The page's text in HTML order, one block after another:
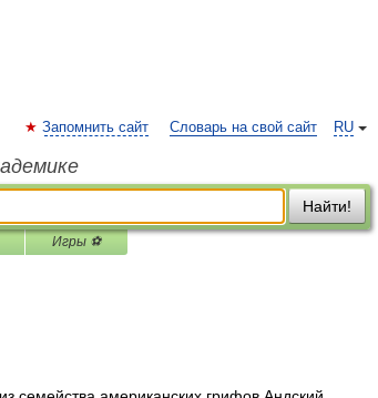
RU
Запомнить сайт Словарь на свой сайт
Найти!
Игры ⚽